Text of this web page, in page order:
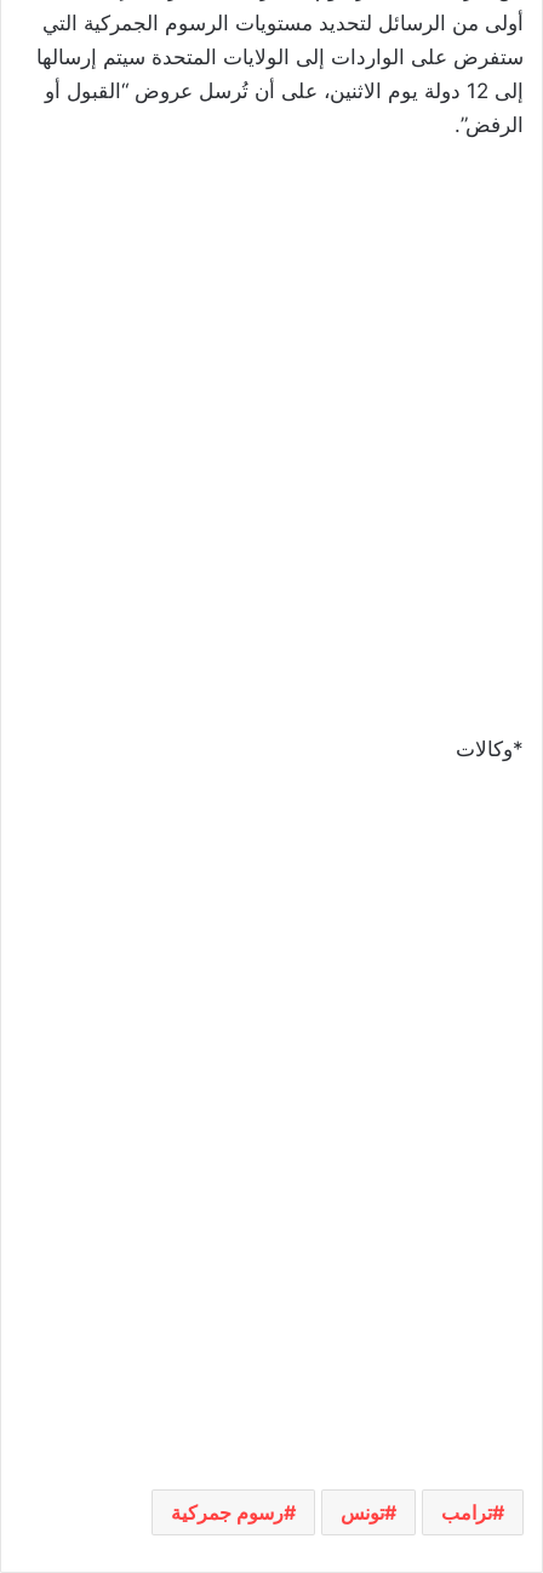
أولى من الرسائل لتحديد مستويات الرسوم الجمركية التي
ستفرض على الواردات إلى الولايات المتحدة سيتم إرسالها
إلى 12 دولة يوم الاثنين، على أن تُرسل عروض “القبول أو
الرفض”.
*وكالات
ترامب تونس رسوم جمركية